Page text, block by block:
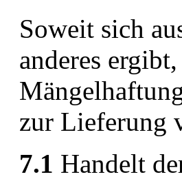
Soweit sich
anderes
zur Lieferung
7.1 Handelt